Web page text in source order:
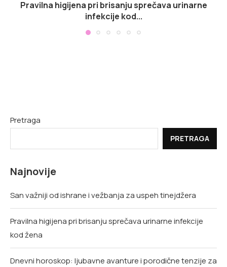
Pravilna higijena pri brisanju sprečava urinarne
infekcije kod...
Pretraga
PRETRAGA
Najnovije
San važniji od ishrane i vežbanja za uspeh tinejdžera
Pravilna higijena pri brisanju sprečava urinarne infekcije
kod žena
Dnevni horoskop: ljubavne avanture i porodične tenzije za